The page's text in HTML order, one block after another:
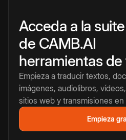
Acceda a la
de CAMB.AI
herramientas
Empieza a traducir textos,
imágenes, audiolibros, vídeos,
sitios web y transmisiones en
Empieza